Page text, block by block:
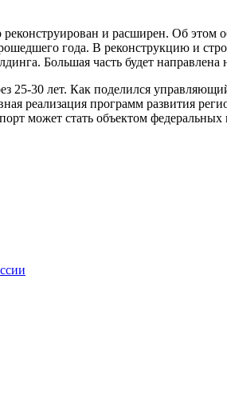
и расширен. Об
года. В реконструкцию и
Большая часть будет
25-30 лет. Как поделился
реализация программ развития
может стать объектом